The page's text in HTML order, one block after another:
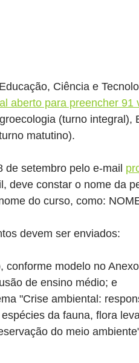
Ciência e
aberto para preencher 91
(turno integral),
matutino).
setembro pelo e-mail
deve constar o nome da
do curso, como:
devem ser enviados:
conforme modelo no
de ensino médio; e
"Crise ambiental:
da fauna, flora
do meio